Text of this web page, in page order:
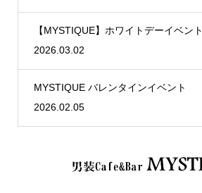
【MYSTIQUE】ホワイトデーイベント
2026.03.02
MYSTIQUE バレンタインイベント
2026.02.05